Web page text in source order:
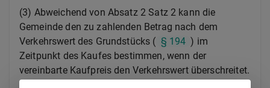
(3) Abweichend von Absatz 2 Satz 2 kann die
Gemeinde den zu zahlenden Betrag nach dem
Verkehrswert des Grundstücks ( § 194 ) im
Zeitpunkt des Kaufes bestimmen, wenn der
vereinbarte Kaufpreis den Verkehrswert überschreitet.
In diesem Falle ist der Verkäufer berechtigt, bis zum